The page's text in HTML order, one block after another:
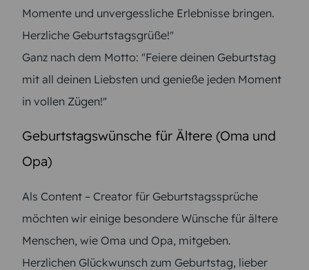
Momente und unvergessliche Erlebnisse bringen.
Herzliche Geburtstagsgrüße!"
Ganz nach dem Motto: "Feiere deinen Geburtstag
mit all deinen Liebsten und genieße jeden Moment
in vollen Zügen!"
Geburtstagswünsche für Ältere (Oma und
Opa)
Als Content – Creator für Geburtstagssprüche
möchten wir einige besondere Wünsche für ältere
Menschen, wie Oma und Opa, mitgeben.
Herzlichen Glückwunsch zum Geburtstag, lieber